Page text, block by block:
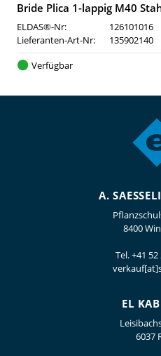
Bride Plica 1-lappig M40
ELDAS®-Nr:
126101016
Lieferanten-Art-Nr:
135902140
Verfügbar
A.
8400
Tel.+41 52
EL
6037